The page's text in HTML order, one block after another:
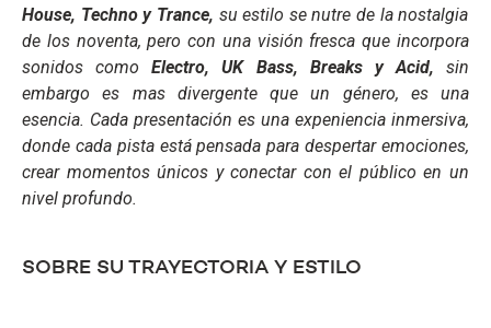
House, Techno y Trance, su estilo se nutre de la nostalgia
de los noventa, pero con una visión fresca que incorpora
sonidos comoElectro, UK Bass, Breaks y Acid, sin
embargo es mas divergente que un género, es una
esencia. Cada presentación es una expeniencia inmersiva,
donde cada pista está pensada para despertar emociones,
crear momentos únicos y conectar con el público en un
nivel profundo.
SOBRE SU TRAYECTORIA Y ESTILO